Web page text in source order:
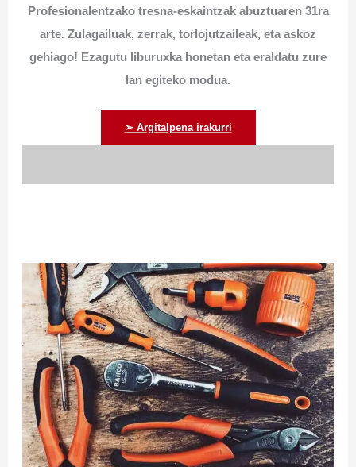
Profesionalentzako tresna-eskaintzak abuztuaren 31ra
arte. Zulagailuak, zerrak, torlojutzaileak, eta askoz
gehiago! Ezagutu liburuxka honetan eta eraldatu zure
lan egiteko modua.
➢ Argitalpena irakurri